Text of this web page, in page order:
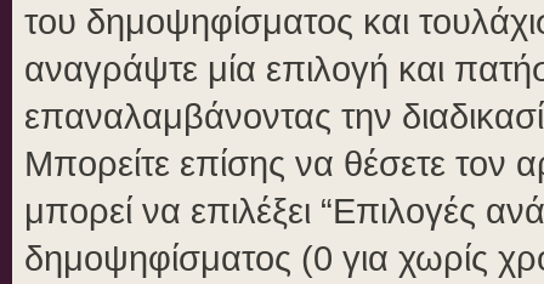
του δημοψηφίσματος και
αναγράψτε μία επιλογή και
επαναλαμβάνοντας την
Μπορείτε επίσης να θέσετε τον
μπορεί να επιλέξει “Επιλογές
δημοψηφίσματος (0 για χωρίς